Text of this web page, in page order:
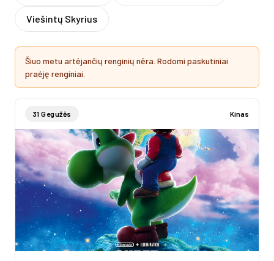
Viešintų Skyrius
Šiuo metu artėjančių renginių nėra. Rodomi paskutiniai
praėję renginiai.
31 Gegužės Kinas